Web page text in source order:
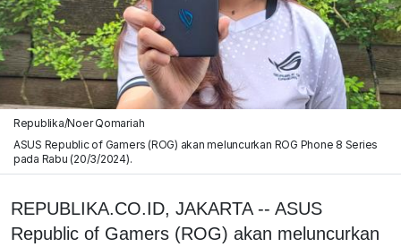
Republika/Noer Qomariah
ASUS Republic of Gamers (ROG) akan meluncurkan ROG Phone 8 Series
pada Rabu (20/3/2024).
REPUBLIKA.CO.ID, JAKARTA -- ASUS
Republic of Gamers (ROG) akan meluncurkan